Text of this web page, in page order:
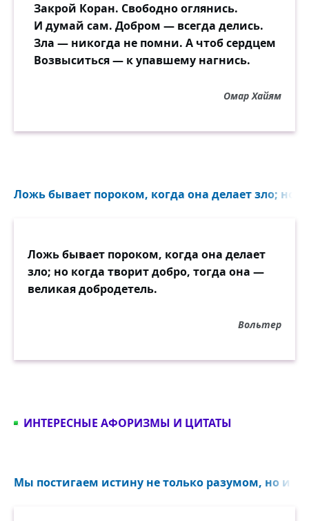
Закрой Коран. Свободно оглянись.
И думай сам. Добром — всегда делись.
Зла — никогда не помни. А чтоб сердцем
Возвыситься — к упавшему нагнись.
Омар Хайям
Ложь бывает пороком, когда она делает зло; но
Ложь бывает пороком, когда она делает
зло; но когда творит добро, тогда она —
великая добродетель.
Вольтер
ИНТЕРЕСНЫЕ АФОРИЗМЫ И ЦИТАТЫ
Мы постигаем истину не только разумом, но и